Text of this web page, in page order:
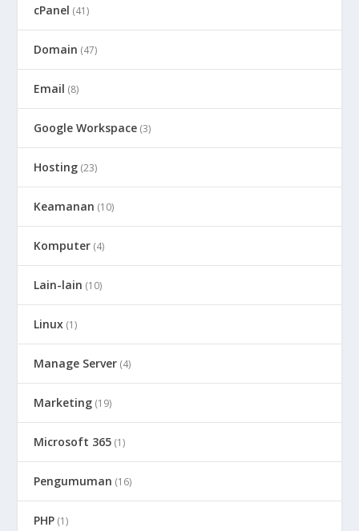
cPanel (41)
Domain (47)
Email (8)
Google Workspace (3)
Hosting (23)
Keamanan (10)
Komputer (4)
Lain-lain (10)
Linux (1)
Manage Server (4)
Marketing (19)
Microsoft 365 (1)
Pengumuman (16)
PHP (1)